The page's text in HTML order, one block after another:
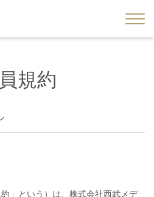
規約
」という）は、株式会社西武メデ